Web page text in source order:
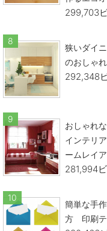
299,703
狭いダイ
のおしゃ
292,348
おしゃれ
インテリ
ームレイ
281,994
簡単な手
方 印刷テ